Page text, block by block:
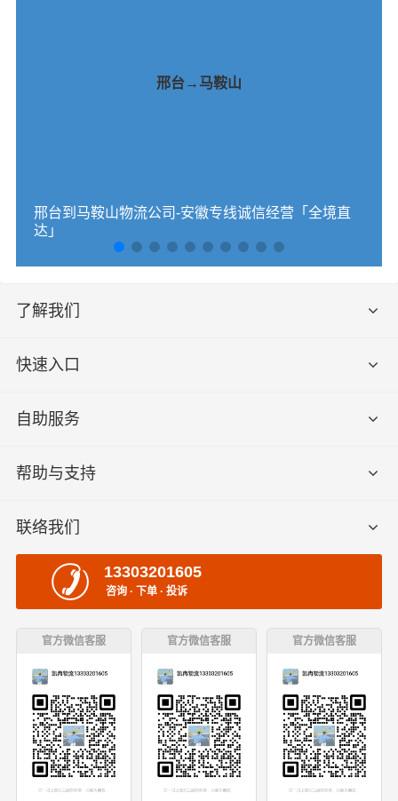
邢台→马鞍山
邢台到马鞍山物流公司-安徽专线诚信经营「全境直
达」
了解我们
快速入口
自助服务
帮助与支持
联络我们
13303201605
咨询 · 下单 · 投诉
官方微信客服 官方微信客服 官方微信客服